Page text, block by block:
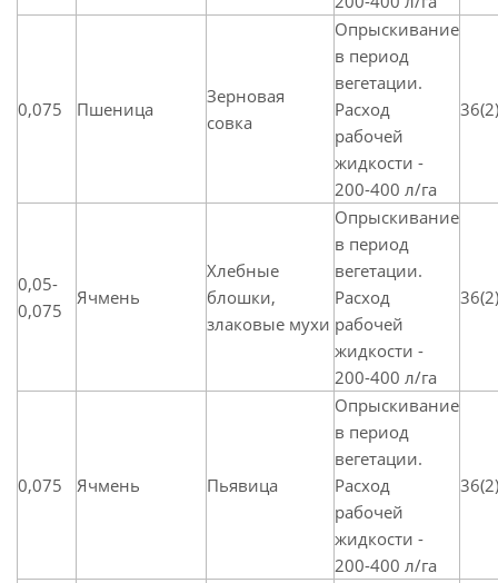
0,075 Пшеница
Зерновая
совка
Опрыскивание
в период
вегетации.
Расход
рабочей
жидкости -
200-400 л/га
36(2)
0,05-
0,075
Ячмень
Хлебные
блошки,
злаковые мухи
Опрыскивание
в период
вегетации.
Расход
рабочей
жидкости -
200-400 л/га
36(2)
0,075 Ячмень Пьявица
Опрыскивание
в период
вегетации.
Расход
рабочей
жидкости -
200-400 л/га
36(2)